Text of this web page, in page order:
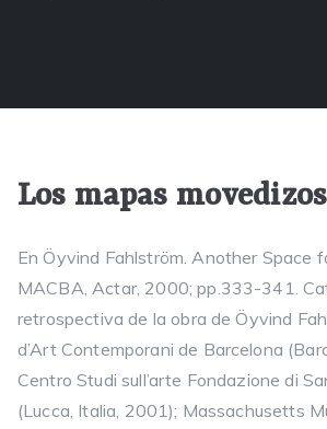
Los mapas movedizos
En Öyvind Fahlström. Another Space
MACBA, Actar, 2000; pp.333-341.
retrospectiva de la obra de Öyvind
d’Art Contemporani de Barcelona
Centro Studi sull’arte Fondazione di
(Lucca, Italia, 2001); Massachusetts